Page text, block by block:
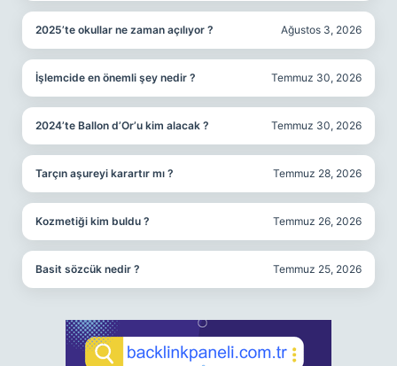
2025’te okullar ne zaman açılıyor ? Ağustos 3, 2026
İşlemcide en önemli şey nedir ? Temmuz 30, 2026
2024’te Ballon d’Or’u kim alacak ? Temmuz 30, 2026
Tarçın aşureyi karartır mı ? Temmuz 28, 2026
Kozmetiği kim buldu ? Temmuz 26, 2026
Basit sözcük nedir ? Temmuz 25, 2026